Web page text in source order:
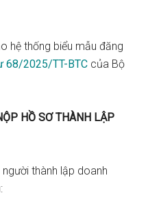
hệ thống biểu mẫu đăng
68/2025/TT-BTC của Bộ
HỒ SƠ THÀNH LẬP
thành lập doanh